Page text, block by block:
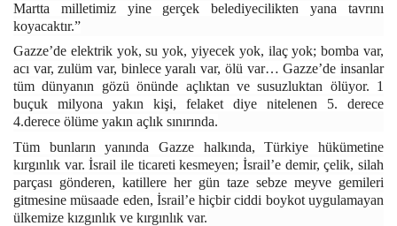
Martta milletimiz yine gerçek belediyecilikten yana tavrını
koyacaktır.”
Gazze’de elektrik yok, su yok, yiyecek yok, ilaç yok; bomba var,
acı var, zulüm var, binlece yaralı var, ölü var… Gazze’de insanlar
tüm dünyanın gözü önünde açlıktan ve susuzluktan ölüyor. 1
buçuk milyona yakın kişi, felaket diye nitelenen 5. derece
4.derece ölüme yakın açlık sınırında.
Tüm bunların yanında Gazze halkında, Türkiye hükümetine
kırgınlık var. İsrail ile ticareti kesmeyen; İsrail’e demir, çelik, silah
parçası gönderen, katillere her gün taze sebze meyve gemileri
gitmesine müsaade eden, İsrail’e hiçbir ciddi boykot uygulamayan
ülkemize kızgınlık ve kırgınlık var.